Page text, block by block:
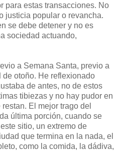
para estas transacciones. No
justicia popular o revancha.
se debe detener y no es
sociedad actuando,
a Semana Santa, previo a
otoño. He reflexionado
de antes, no de estos
tibiezas y no hay pudor en
El mejor trago del
última porción, cuando se
sitio, un extremo de
que termina en la nada, el
como la comida, la dádiva,